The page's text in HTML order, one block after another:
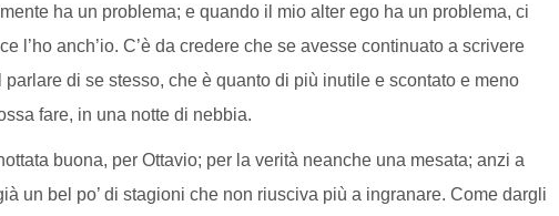
ha un problema; e quando il mio alter ego ha un problema, ci
l’ho anch’io. C’è da credere che se avesse continuato a scrivere
parlare di se stesso, che è quanto di più inutile e scontato e meno
fare, in una notte di nebbia.
buona, per Ottavio; per la verità neanche una mesata; anzi a
un bel po’ di stagioni che non riusciva più a ingranare. Come dargli